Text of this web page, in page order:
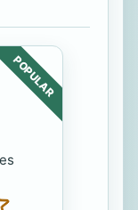
POPULAR